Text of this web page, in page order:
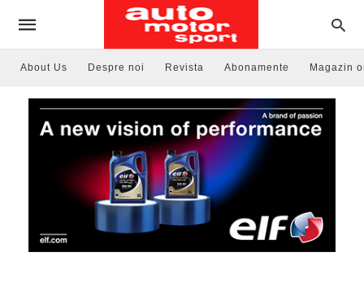
About Us Despre noi Revista Abonamente Magazin